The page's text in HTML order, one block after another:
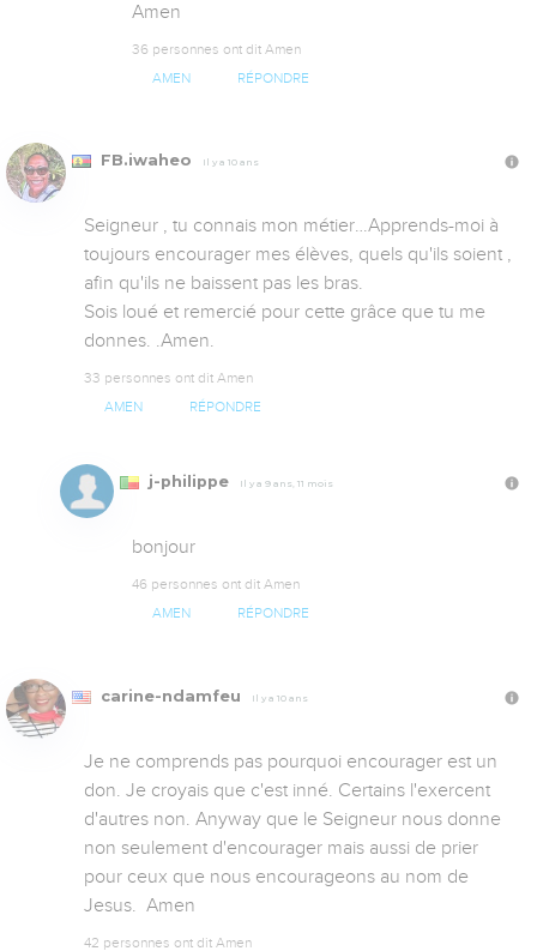
Amen
36 personnes ont dit Amen
AMEN RÉPONDRE
FB.iwaheo Il y a 10 ans
Seigneur , tu connais mon métier…Apprends-moi à
toujours encourager mes élèves, quels qu'ils soient ,
afin qu'ils ne baissent pas les bras.
Sois loué et remercié pour cette grâce que tu me
donnes. .Amen.
33 personnes ont dit Amen
AMEN RÉPONDRE
j-philippe Il y a 9 ans, 11 mois
bonjour
46 personnes ont dit Amen
AMEN RÉPONDRE
carine-ndamfeu Il y a 10 ans
Je ne comprends pas pourquoi encourager est un
don. Je croyais que c'est inné. Certains l'exercent
d'autres non. Anyway que le Seigneur nous donne
non seulement d'encourager mais aussi de prier
pour ceux que nous encourageons au nom de
Jesus.  Amen
42 personnes ont dit Amen